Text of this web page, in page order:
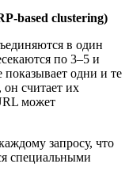
based clustering)
в один
по 3–5 и
показывает одни и те
считает их
может
запросу, что
специальными